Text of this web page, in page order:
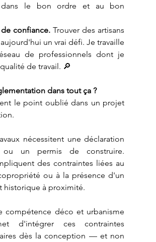
dans le bon ordre et au bon
confiance. Trouver des artisans
un vrai défi. Je travaille
de professionnels dont je
de travail. 🔎
dans tout ça ?
le point oublié dans un projet
nécessitent une déclaration
ou un permis de construire.
des contraintes liées au
ou à la présence d'un
historique à proximité.
compétence déco et urbanisme
d'intégrer ces contraintes
dès la conception — et non